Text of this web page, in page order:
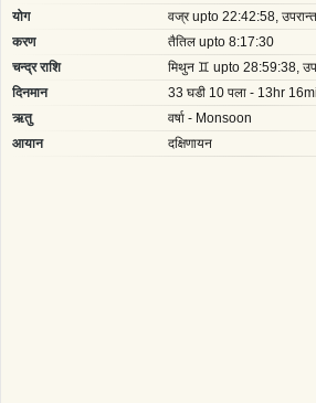
योग
वज्र upto 22:42:58, उपरान्त:
करण
तैतिल upto 8:17:30
चन्द्र राशि
मिथुन ♊ upto 28:59:38,
दिनमान
33 घडी 10 पला - 13hr
ऋतु
वर्षा - Monsoon
आयान
दक्षिणायन